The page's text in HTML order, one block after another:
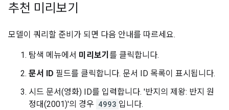
추천 미리보기
모델이 쿼리할 준비가 되면 다음 안내를 따르세요.
탐색 메뉴에서 미리보기 를 클릭합니다.
문서 ID 필드를 클릭합니다. 문서 ID 목록이 표시됩니다.
시드 문서(영화) ID를 입력합니다. '반지의 제왕: 반지 원
정대(2001)'의 경우 4993 입니다.